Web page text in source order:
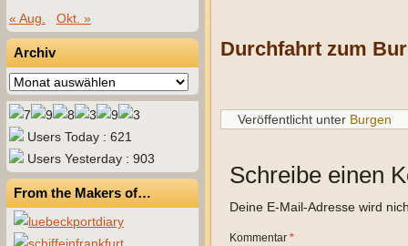
« Aug.
Okt. »
Archiv
Archiv
Users Today : 621
Users Yesterday : 903
From the Makers of…
Durchfahrt zum
Veröffentlicht unter Burgen
Schreibe einen
Deine E-Mail-Adresse wird
Kommentar *